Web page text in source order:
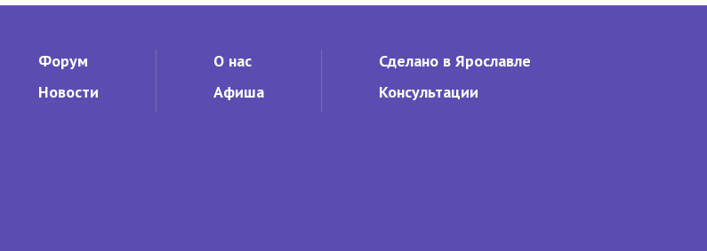
Форум
Новости
О нас
Афиша
Сделано в Ярославле
Консультации